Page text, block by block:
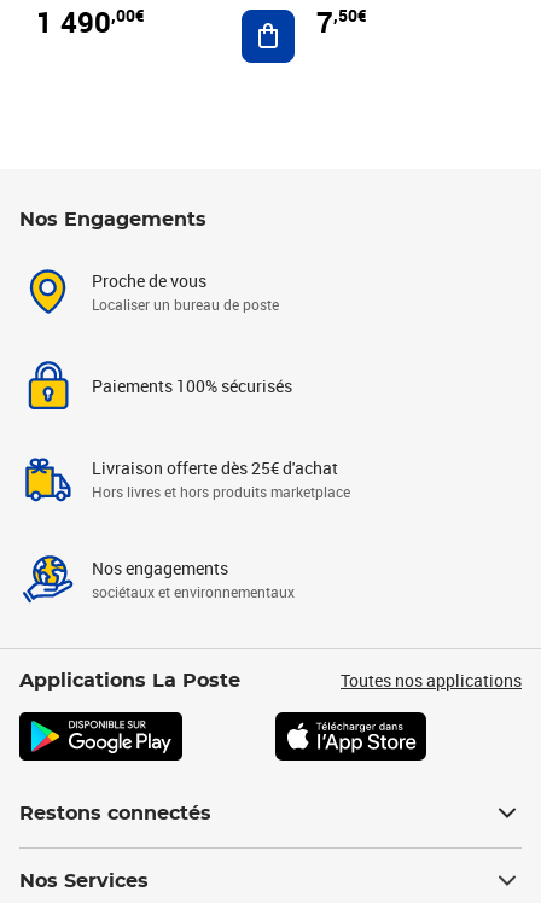
1 490,00€ Ajouter au panier
7,50€
Nos Engagements
Proche de vous
Localiser un bureau de poste
Paiements 100% sécurisés
Livraison offerte dès 25€ d'achat
Hors livres et hors produits marketplace
Nos engagements
sociétaux et environnementaux
Applications La Poste Toutes nos applications
Restons connectés
Nos Services